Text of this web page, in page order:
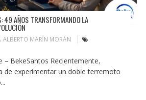
49 AÑOS TRANSFORMANDO LA
ALBERTO MARÍN MORÁN
– BekeSantos Recientemente,
de experimentar un doble terremoto